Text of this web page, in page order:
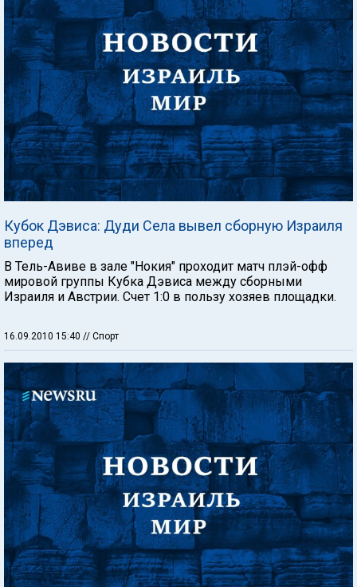
Кубок Дэвиса: Дуди Села вывел сборную Израиля
вперед
В Тель-Авиве в зале "Нокия" проходит матч плэй-офф
мировой группы Кубка Дэвиса между сборными
Израиля и Австрии. Счет 1:0 в пользу хозяев площадки.
16.09.2010 15:40 // Спорт